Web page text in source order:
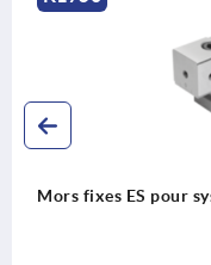
ES pour système de